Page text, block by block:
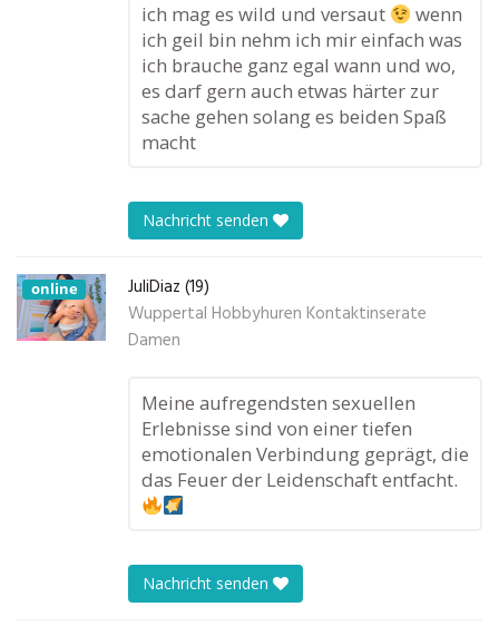
ich mag es wild und versaut
wenn
ich geil bin nehm ich mir einfach was
ich brauche ganz egal wann und wo,
es darf gern auch etwas härter zur
sache gehen solang es beiden Spaß
macht
Nachricht senden
online
JuliDiaz (19)
Wuppertal Hobbyhuren Kontaktinserate
Damen
Meine aufregendsten sexuellen
Erlebnisse sind von einer tiefen
emotionalen Verbindung geprägt, die
das Feuer der Leidenschaft entfacht.
Nachricht senden